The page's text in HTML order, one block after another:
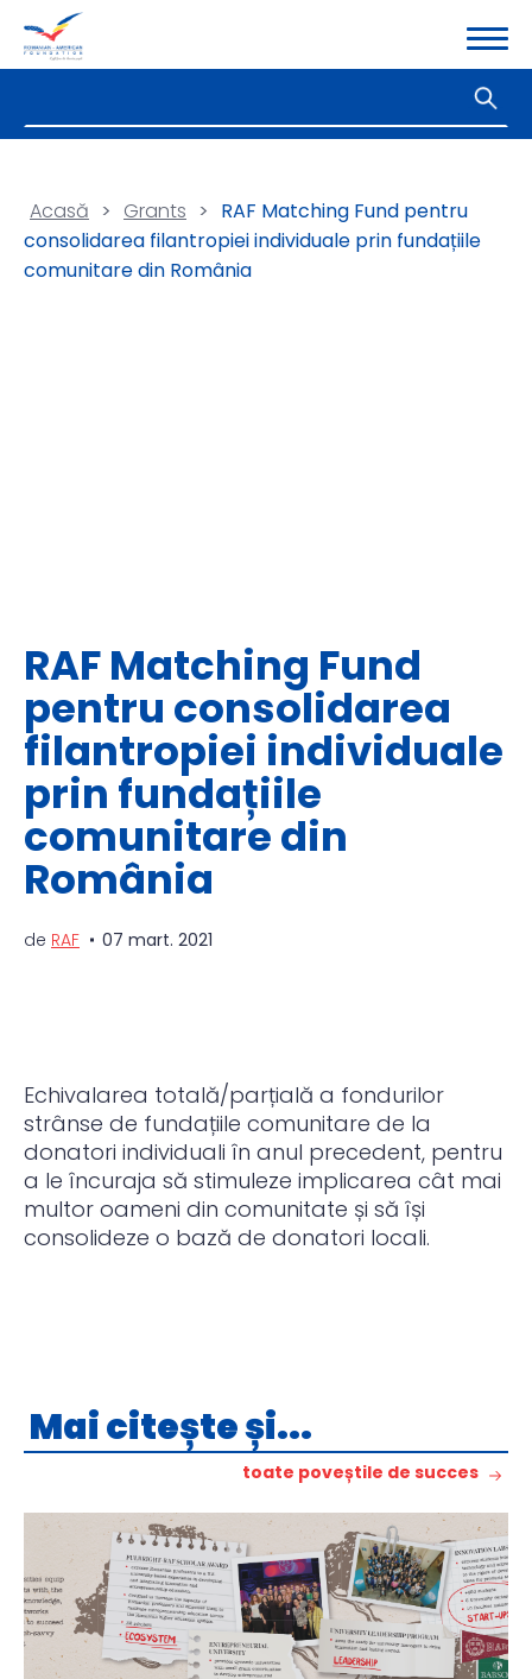
Acasă > Grants > RAF Matching Fund pentru
consolidarea filantropiei individuale prin fundațiile
comunitare din România
RAF Matching Fund
pentru consolidarea
filantropiei individuale
prin fundațiile
comunitare din
România
de RAF 07 mart. 2021
Echivalarea totală/parțială a fondurilor
strânse de fundațiile comunitare de la
donatori individuali în anul precedent, pentru
a le încuraja să stimuleze implicarea cât mai
multor oameni din comunitate și să își
consolideze o bază de donatori locali.
Mai citește și...
toate poveștile de succes